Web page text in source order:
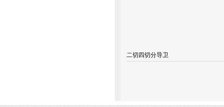
二切四切分导卫